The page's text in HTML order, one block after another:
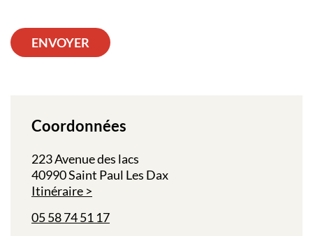
ENVOYER
Coordonnées
223 Avenue des lacs
40990 Saint Paul Les Dax
Itinéraire
05 58 74 51 17